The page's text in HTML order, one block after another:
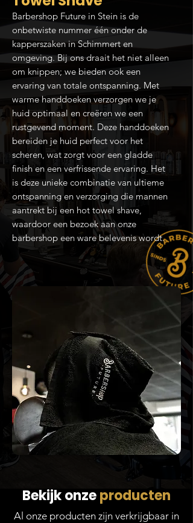
Barbershop Future in Stein is de
onbetwiste nummer één onder de
kapperszaken in Schimmert en
omgeving. Bij ons draait het niet alleen
om knippen; we bieden ook een
ervaring van totale ontspanning. Met
warme handdoeken verzorgen we je
huid optimaal en creëren we een
rustgevend moment. Deze handdoeken
bereiden je huid perfect voor het
scheren, wat zorgt voor een gladde
finish en een verfrissende ervaring. Het
is deze unieke combinatie van ultieme
ontspanning en verzorging die mannen
aantrekt bij een hot towel shave,
waardoor een bezoek aan onze
barbershop een ware belevenis wordt.
Bekijk onzeproducten
Al onze producten zijn verkrijgbaar in